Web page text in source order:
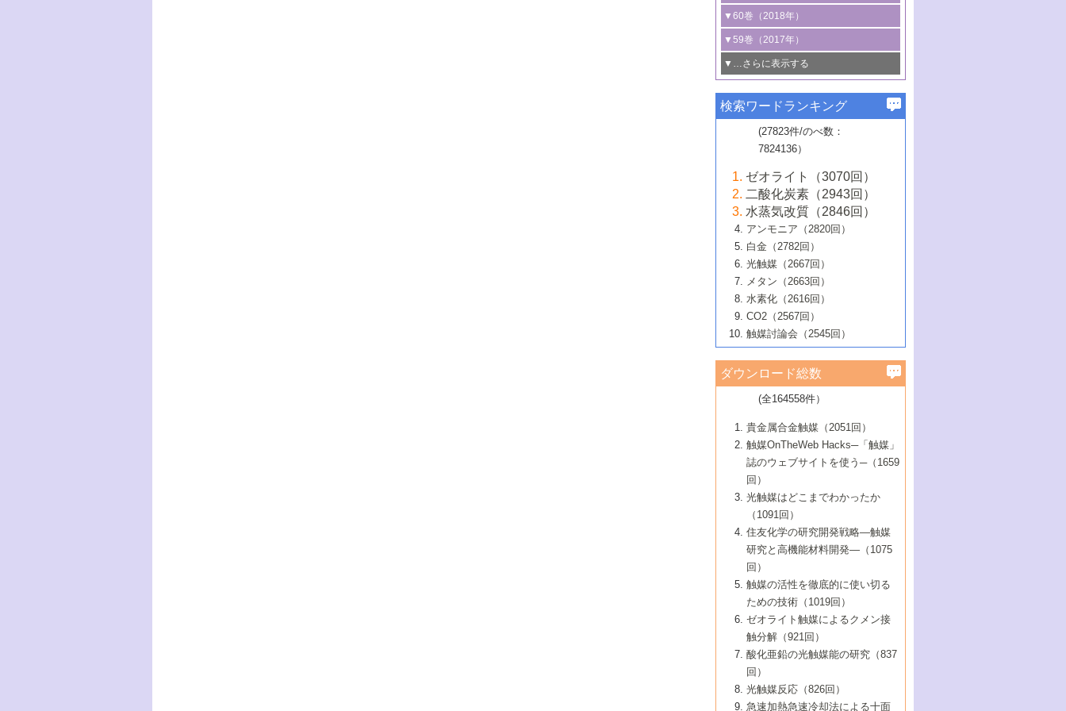
る非貴金属触媒の研究動向
5号 ゼオライトの合成と応用における研
究動向
6号 ヘテロ接合界面
B号 第135回触媒討論会（2025年）
線を利用した触媒解析技術の最先端
5号 単原子触媒
6号 参照触媒委員会からのお知らせ
B号 第133回触媒討論会（2023年）
4号 格子酸素・格子酸素欠陥を利用した
触媒反応
5号 生体触媒によるエネルギー変換反応
6号 窒素とリンの循環のための触媒・機
能性材料
3号 CO の排出削減および有効活用のた
めの触媒技術
4号 若手による情報発信企画～とびたて
若き触媒の研究者たち～（1）
若き触媒の研究者たち～（2）
6号 石油のノーブル・ユースを志向した
触媒技術
大学：オンライン・対面開催）
3号 特殊反応場を利用した触媒的分子変
換反応
4号 多孔質材料を用いた触媒の新展開
5号 情報学的手法を用いた触媒開発
6号 カーボンニュートラルに向けた電解
技術
B号 第127回触媒討論会（2021年・オン
ライン開催(Zoom)のみ）
タリゼーション
2号 機能化学品製造に資するクリーンな
触媒的酸化反応
3号 水処理のための触媒化学
4号 光触媒を用いた水分解の最新の研究
動向
5号 次世代の触媒プロセスを支えるマイ
6号 メタン転換技術の最新動向
B号 第125回触媒討論会（2020年・工学
院大学）
1号 物質移動制御に着目した触媒プロセ
ス開発
2号 CO2 フリー水素サプライチェーンに
関わる触媒開発動向
3号 精密高分子合成に関する最近の研究
動向
4号 バイオマス化成品製造のための触媒
5号 固体触媒による含窒素有機化合物変
換の最前線
6号 貴金属使用量低減に向けた自動車排
ガス浄化触媒の開発
B号 第123回触媒討論会（2019年・大阪
▼60巻（2018年）
1号 固体酸触媒の最新の研究動向
2号 二酸化炭素からの有用化学品合成
3号 ナノ粒子・クラスター触媒の最前線
4号 60周年記念企画
5号 進化するゼオライト合成技術
6号 非貴金属系触媒における電気化学的
B号 第121回触媒討論会（2018年・東京
大学）
▼59巻（2017年）
1号 いたるところに，触媒
最先端技術
3号 無機分離膜材料の開発と触媒反応プ
ロセスへの適用
5号 水素のふるまいを解き明かす最先端
研究
6号 低級アルカンの有効利用のための触
媒技術
B号 第119回触媒討論会（2017年・首都
大学東京）
▼…さらに表示する
1号 ユニークな構造の高分子を生み出す触
2号 リグニンからの化成品製造に向けた触
媒技術
3号 触媒研究の最先端～とびたて若き研究
者たち～（1）
4号 触媒研究の最先端～とびたて若き研究
者たち～（2）
5号 触媒研究の最先端～とびたて若き研究
者たち～（3）
6号 イオニクス材料と燃料電池・電解合成
の最新の研究動向
B号 第117回触媒討論会（2016年・大阪府
立大学）
▼57巻（2015年）
1号 水素キャリアにかかわる触媒技術の新
2号 石油精製用触媒の最近の進展
3号 固体酸化物形燃料電池（SOFC）におけ
るアノード触媒上での燃料直接改質技術
4号 コアシェル構造の制御による触媒機能
5号 工業触媒およびその周辺技術の最近の
進歩
6号 ナノシート
B号 第115回触媒討論会（2015年・成蹊大
▼56巻（2014年）
2号 光触媒反応機構に関する最新の研究動
向
開発動向
4号 人工光合成に向けた近年のアプローチ
5号 未利用熱エネルギーの有効活用に貢献
する触媒技術
6号 ポリオキソメタレート
B号 第113回触媒討論会（2014年・ロワジ
ールホテル豊橋）
1号 高耐久性燃料電池システム用触媒にお
ける新展開
2号 リビングラジカル重合の最近の動向
3号 天然ガスの化学工業的展開に関する触
媒技術
4号 貴金属触媒の精密構造制御とその活用
5号 バイオマス化成品製造のための固体触
6号 ナノ空間─吸着状態解析から新機能開拓
B号 第111回触媒討論会（2013年・関西大
▼54巻（2012年）
1号 規則性多孔体の利用技術における最近
の進歩
2号 第109回触媒討論会
3号 貴金属低減技術の最新動向
4号 貴金属代替技術の最新動向
5号 光触媒による物質変換反応の新展開
6号 グラフェン
7号 水素を利用する化成品合成の新潮流
▼53巻（2011年）
1号 金属学から見る合金触媒の新展開
2号 第107回触媒討論会
3号 触媒のその場観察法の進歩（１）
4号 触媒のその場観察法の進歩（２）
5号 不活性結合の触媒的活性化による有機
合成
6号 新しい固体酸触媒技術
7号 ゼオライト合成における最近の進歩
▼52巻（2010年）
1号 触媒の劣化対策と長寿命触媒開発
2号 第105回触媒討論会
3号 ナノ構造が拓く新機能
4号 活性サイトおよびその環境の精密な設
計による触媒の高機能化
5号 触媒を有効に使うための技術
7号 有機分子触媒による精密有機合成
8号 高機能化ポリオレフィンに向けた重合
触媒の最近の進展
1号 炭素材料－熱い注目を集める材料－
2号 第103回触媒討論会
3号 環境浄化用光触媒の現状と課題
4号 水素社会の実現に向けた水素製造・貯
蔵技術の進歩
5号 CO2が関わる触媒・材料
7号 持続可能社会実現のための触媒および
触媒関連技術
▼50巻（2008年）
1号 触媒化学と学会のこの10年，半世紀，
そして未来
2号 第101回触媒討論会
4号 錯体を利用したユニークな表面構造の
構築と機能
5号 若手会員による触媒研究の未来展望1：
企業編
6号 第102回触媒討論会
7号 触媒・化学反応における計算化学の進
8号 若手研究者による触媒研究の未来展望
2：大学・研究所編
▼49巻（2007年）
1号 含フッ素化合物の合成と触媒
2号 第99回触媒討論会
3号 実用的ファインケミカル合成プロセス
を実現する触媒
5号 こんな物質，あんな物質―新たな触媒
の可能性―
7号 『結晶の化学』を活かした触媒研究
8号 イオン液体の応用
▼48巻（2006年）
1号 固体酸触媒の最近の進歩
2号 第97回触媒討論会
3号 リビング重合触媒の最近の展開
5号 水素製造・貯蔵のための触媒技術の新
しい展開
6号 第98回触媒討論会
7号 基礎化学品製造の触媒技術
8号 多機能型リアクター
1号 最近の触媒担体とその効果
2号 第95回触媒討論会
4号 水分解用光触媒材料
5号 時間分解分光の進歩と応用
6号 第96回触媒討論会
8号 超臨界流体を用いた化学プロセスの新
▼46巻（2004年）
1号 部分酸化反応触媒の最前線
2号 第93回触媒討論会
3号 特殊エネルギー場の触媒反応
4号 生体内における金属の触媒作用
5号 ファインケミカルズの展開に寄与する
6号 第94回触媒討論会
7号 サブナノレベルでみた新しい表面現象
8号 オレフィン重合触媒の新たな展
▼45巻（2003年）
1号 なぜこの触媒が良いのか？
2号 第91回触媒討論会
3号 最近の自動車排ガス処理技術
4号 触媒研究の現状と将来─第90回触媒討論
5号 基礎化学品製造の触媒技術
6号 第92回触媒討論会
7号 基礎化学品製造の触媒技術
8号 資源の循環と触媒技術
▼44巻（2002年）
1号 高次制御された触媒の化学
2号 第89回触媒討論会
3号 触媒を利用した電気化学の新展開
4号 ナノ材料の調製と機能化
5号 こんな触媒が欲しい
6号 第90回触媒討論会
7号 触媒研究と学術雑誌/情報
8号 若い世代からみた触媒化学の現状と未
▼43巻（2001年）
1号 グリーンケミストリーと触媒
2号 第87回触媒討論会特集号
3号 生体触媒とバイオプロセス
4号 水素製造・利用の触媒化学
5号 触媒研究における新しい切り口：コン
ビナトリアルケミストリー
6号 第88回触媒討論会特集号
7号 企業における触媒研究のブレークスル
8号 この材料を触媒として使ってみません
▼42巻（2000年）
1号 触媒反応工学の明日を拓く
2号 第85回触媒討論会
3号 反応ダイナミクス
5号 触媒のおもしろさをどのように伝える
6号 第86回触媒討論会
7号 水素化精製触媒の新しい展開
8号 新しい反応性と機能性を目指した金属
クラスタ-化学
▼41巻（1999年）
1号 孔、穴、あな?-特異な空間とその利用-
2号 第83回触媒討論会
3号 均一系触媒反応最前線
4号 実用炭素材料の新展開
5号 研究の方法論を考える
7号 機能性金属材料と触媒
8号 触媒研究へのNMRの応用と展望
▼40巻（1998年）
進展と21世紀への提言/創立40周年記念・触
媒学会この10年の歩みとこれから/創立40周
2号 第81回触媒討論会
3号 計算機触媒化学へのさそい
4号 触媒劣化の制御と予測
5号 最新の実用プロセスと触媒
6号 第82回触媒討論会
1号 均一系と不均一系触媒反応-その特徴と
接点
2号 第79回触媒討論会
3号 最新NO除去触媒の実用化研究
4号 新しい反応場を目指した触媒調製
5号 反応・分離技術の新しい展開
6号 第80回触媒討論会
▼38巻（1996年）
1号 触媒の構造と触媒作用/C1化学を中心と
する21世紀への触媒
3号 オリンピックメダル:金・銀・銅はどん
な触媒作用を示すか
4号 触媒作用における機能の複合化
▼37巻（1995年）
1号 ファインケミカルズと固体触媒
2号 第75回触媒討論会
3号 希土類を利用した触媒
4号 触媒とリサイクル
5号 エネルギー変換触媒
▼36巻（1994年）
1号 電気化学と触媒
2号 第73回触媒討論会
3号 C4化学の展開
4号 《通常号》
▼35巻（1993年）
1号 工業触媒開発マニュアル―探索から工
業化まで
2号 第71回触媒討論会
▼34巻（1992年）
1号 インパクトを与えたこの研究
2号 第69回触媒討論会
▼33巻（1991年）
1号 触媒プロセス開発マニュアル―探索か
▼32巻（1990年）
検索ワードランキング
(27823件/のべ数：
7824136）
ゼオライト（3070回）
二酸化炭素（2943回）
水蒸気改質（2846回）
アンモニア（2820回）
白金（2782回）
光触媒（2667回）
メタン（2663回）
水素化（2616回）
CO2（2567回）
触媒討論会（2545回）
ダウンロード総数
(全164558件）
貴金属合金触媒（2051回）
触媒OnTheWeb Hacks─「触媒」
誌のウェブサイトを使う─（1659
回）
光触媒はどこまでわかったか
（1091回）
住友化学の研究開発戦略―触媒
研究と高機能材料開発―（1075
回）
触媒の活性を徹底的に使い切る
ための技術（1019回）
ゼオライト触媒によるクメン接
触分解（921回）
酸化亜鉛の光触媒能の研究（837
回）
光触媒反応（826回）
急速加熱急速冷却法による十面